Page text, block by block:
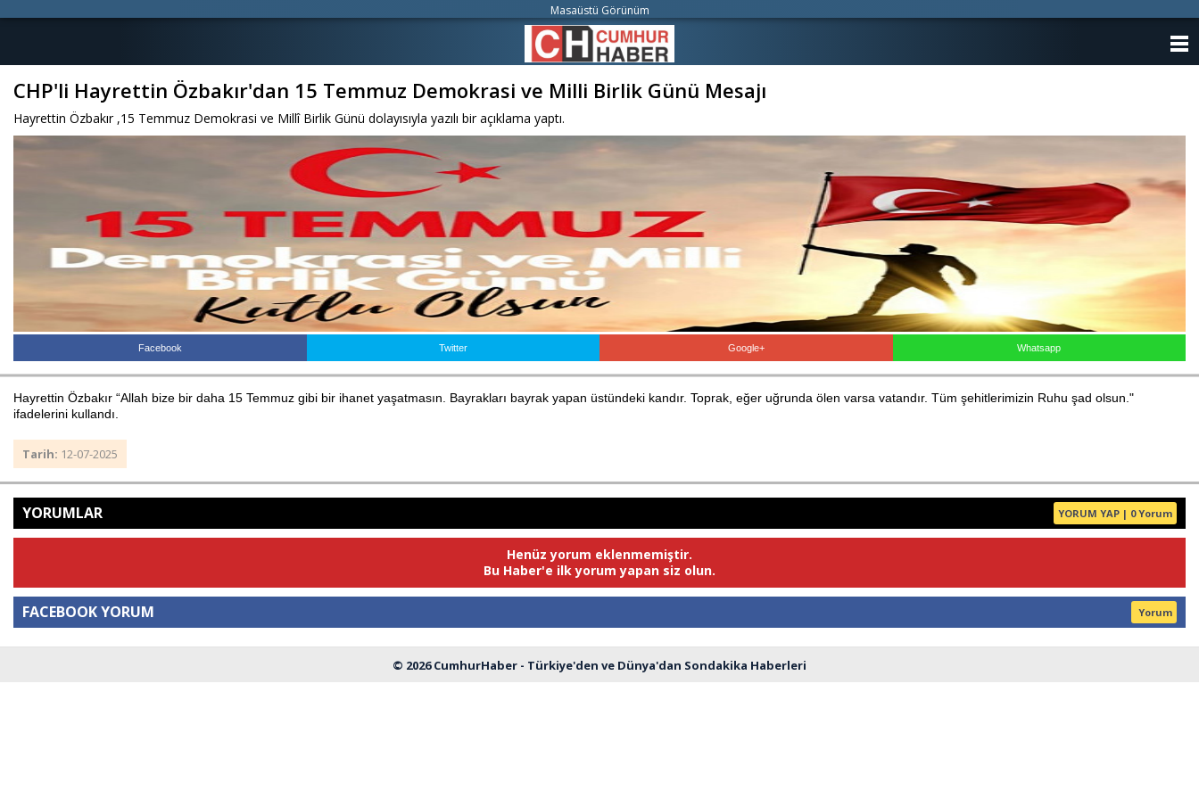
CHP'li Hayrettin Özbakır'dan 15 Temmuz Demokrasi ve Milli Birlik Günü Mesajı
Hayrettin Özbakır ,15 Temmuz Demokrasi ve Millî Birlik Günü dolayısıyla yazılı bir açıklama yaptı.
Facebook Twitter Google+ Whatsapp
Hayrettin Özbakır “Allah bize bir daha 15 Temmuz gibi bir ihanet yaşatmasın. Bayrakları bayrak yapan üstündeki kandır. Toprak, eğer uğrunda ölen varsa vatandır. Tüm şehitlerimizin Ruhu şad olsun."
ifadelerini kullandı.
Tarih: 12-07-2025
YORUMLAR YORUM YAP | 0 Yorum
Henüz yorum eklenmemiştir.
Bu Haber'e ilk yorum yapan siz olun.
FACEBOOK YORUM Yorum
Masaüstü Görünüm
© 2026 CumhurHaber - Türkiye'den ve Dünya'dan Sondakika Haberleri
FOTO GALERİ